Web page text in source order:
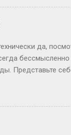
первый –
с дипломом.
пролетают как
да,
Представьте
правильные
прямо в HTML,
случае, в том
в HTML-